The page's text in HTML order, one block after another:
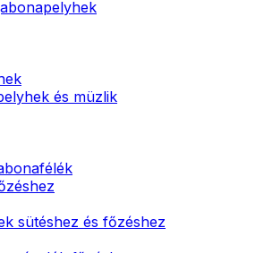
és müzlik
sütéshez és főzéshez